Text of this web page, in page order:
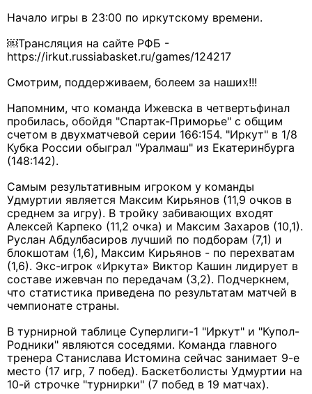
Начало игры в 23:00 по иркутскому времени.
￼Трансляция на сайте РФБ -
https://irkut.russiabasket.ru/games/124217
Смотрим, поддерживаем, болеем за наших!!!
Напомним, что команда Ижевска в четвертьфинал
пробилась, обойдя "Спартак-Приморье" с общим
счетом в двухматчевой серии 166:154. "Иркут" в 1/8
Кубка России обыграл "Уралмаш" из Екатеринбурга
(148:142).
Самым результативным игроком у команды
Удмуртии является Максим Кирьянов (11,9 очков в
среднем за игру). В тройку забивающих входят
Алексей Карпеко (11,2 очка) и Максим Захаров (10,1).
Руслан Абдулбасиров лучший по подборам (7,1) и
блокшотам (1,6), Максим Кирьянов - по перехватам
(1,6). Экс-игрок «Иркута» Виктор Кашин лидирует в
составе ижевчан по передачам (3,2). Подчеркнем,
что статистика приведена по результатам матчей в
чемпионате страны.
В турнирной таблице Суперлиги-1 "Иркут" и "Купол-
Родники" являются соседями. Команда главного
тренера Станислава Истомина сейчас занимает 9-е
место (17 игр, 7 побед). Баскетболисты Удмуртии на
10-й строчке "турнирки" (7 побед в 19 матчах).